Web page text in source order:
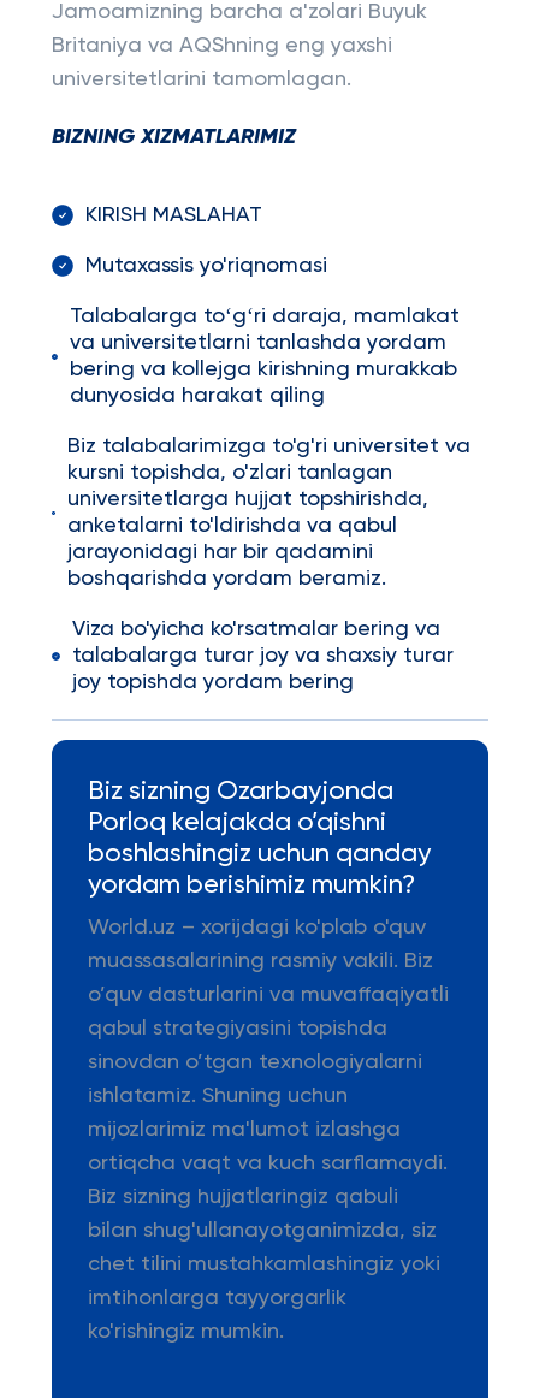
Jamoamizning barcha a'zolari Buyuk
Britaniya va AQShning eng yaxshi
universitetlarini tamomlagan.
BIZNING XIZMATLARIMIZ
KIRISH MASLAHAT
Mutaxassis yo'riqnomasi
Talabalarga toʻgʻri daraja, mamlakat
va universitetlarni tanlashda yordam
bering va kollejga kirishning murakkab
dunyosida harakat qiling
Biz talabalarimizga to'g'ri universitet va
kursni topishda, o'zlari tanlagan
universitetlarga hujjat topshirishda,
anketalarni to'ldirishda va qabul
jarayonidagi har bir qadamini
boshqarishda yordam beramiz.
Viza bo'yicha ko'rsatmalar bering va
talabalarga turar joy va shaxsiy turar
joy topishda yordam bering
Biz sizning Ozarbayjonda
Porloq kelajakda o’qishni
boshlashingiz uchun qanday
yordam berishimiz mumkin?
World.uz – xorijdagi ko'plab o'quv
muassasalarining rasmiy vakili. Biz
o’quv dasturlarini va muvaffaqiyatli
qabul strategiyasini topishda
sinovdan o’tgan texnologiyalarni
ishlatamiz. Shuning uchun
mijozlarimiz ma'lumot izlashga
ortiqcha vaqt va kuch sarflamaydi.
Biz sizning hujjatlaringiz qabuli
bilan shug'ullanayotganimizda, siz
chet tilini mustahkamlashingiz yoki
imtihonlarga tayyorgarlik
ko'rishingiz mumkin.